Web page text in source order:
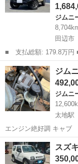
ジムニ
田辺市
■ 支払総額: 179.8万円 ■ 車両本体価格： 1,684,000 円 ■ メーカ
ー名： スズキ ■ 車
ＷＤ ＥＴＣ オートク
被害軽減...
和歌山 田辺市
ジム
ジムニ
太地駅
エンジン絶好調 キャブ OH済み 改造箇所 シャックル（公認） やわら
ちゃん八段キッド 1年数ヶ月前にリーフ・ショックを交換してから街
乗りでしか使用しておりません。 ※現在、サフの
しております...
和歌山 東牟婁郡
スズ